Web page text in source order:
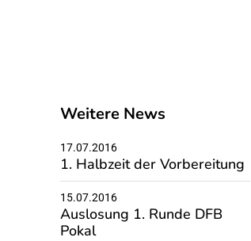
Weitere News
17.07.2016
1. Halbzeit der Vorbereitung
15.07.2016
Auslosung 1. Runde DFB
Pokal